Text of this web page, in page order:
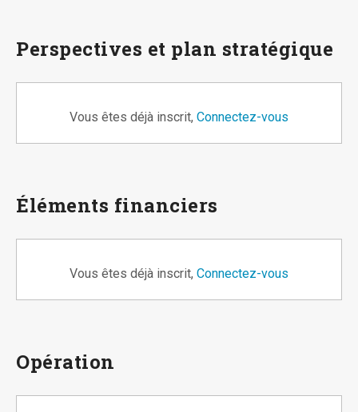
Perspectives et plan stratégique
Vous êtes déjà inscrit, Connectez-vous
Éléments financiers
Vous êtes déjà inscrit, Connectez-vous
Opération